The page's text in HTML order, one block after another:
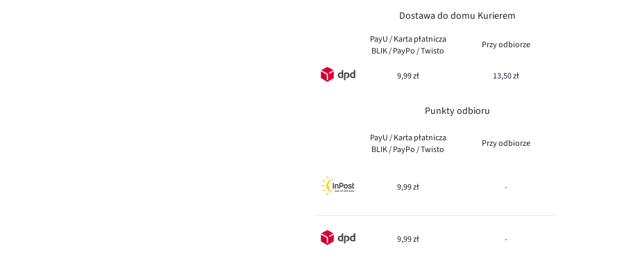
Dostawa do domu Kurierem
PayU / Karta płatnicza
BLIK / PayPo / Twisto
Przy odbiorze
9,99 zł 13,50 zł
Punkty odbioru
PayU / Karta płatnicza
BLIK / PayPo / Twisto
Przy odbiorze
9,99 zł -
9,99 zł -